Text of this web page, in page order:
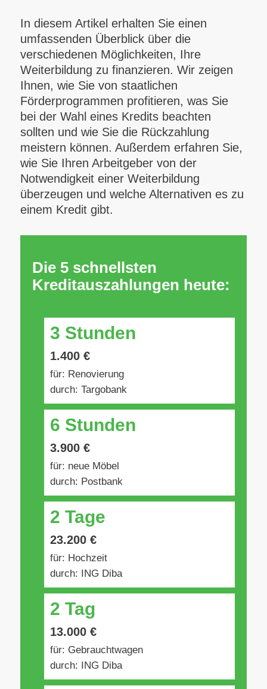
In diesem Artikel erhalten Sie einen
umfassenden Überblick über die
verschiedenen Möglichkeiten, Ihre
Weiterbildung zu finanzieren. Wir zeigen
Ihnen, wie Sie von staatlichen
Förderprogrammen profitieren, was Sie
bei der Wahl eines Kredits beachten
sollten und wie Sie die Rückzahlung
meistern können. Außerdem erfahren Sie,
wie Sie Ihren Arbeitgeber von der
Notwendigkeit einer Weiterbildung
überzeugen und welche Alternativen es zu
einem Kredit gibt.
Die 5 schnellsten
Kreditauszahlungen heute:
3 Stunden
1.400 €
für: Renovierung
durch: Targobank
6 Stunden
3.900 €
für: neue Möbel
durch: Postbank
2 Tage
23.200 €
für: Hochzeit
durch: ING Diba
2 Tag
13.000 €
für: Gebrauchtwagen
durch: ING Diba